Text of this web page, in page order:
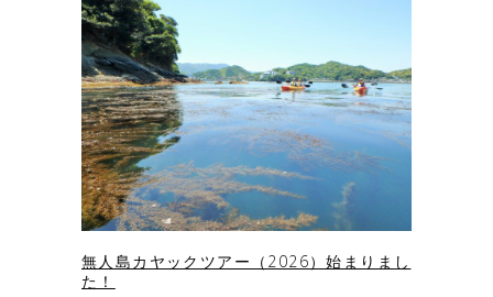
無人島カヤックツアー（2026）始まりまし
た！